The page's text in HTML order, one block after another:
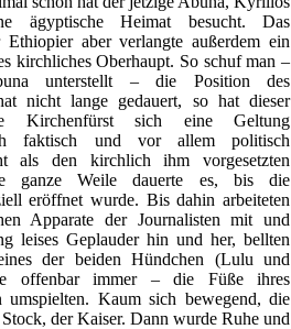
ägyptische Heimat besucht. Das
aber verlangte außerdem ein
kirchliches Oberhaupt. So schuf man –
unterstellt – die Position des
nicht lange gedauert, so hat dieser
Kirchenfürst sich eine Geltung
faktisch und vor allem politisch
als den kirchlich ihm vorgesetzten
ganze Weile dauerte es, bis die
eröffnet wurde. Bis dahin arbeiteten
Apparate der Journalisten mit und
leises Geplauder hin und her, bellten
der beiden Hündchen (Lulu und
offenbar immer – die Füße ihres
umspielten. Kaum sich bewegend, die
der Kaiser. Dann wurde Ruhe und